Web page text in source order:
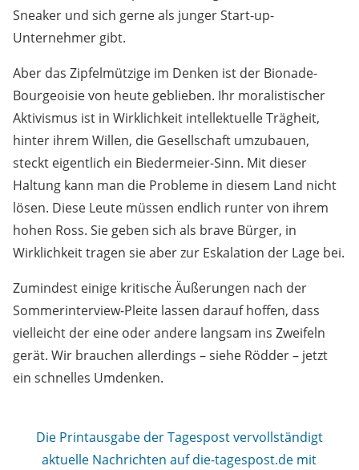
Sneaker und sich gerne als junger Start-up-
Unternehmer gibt.
Aber das Zipfelmützige im Denken ist der Bionade-
Bourgeoisie von heute geblieben. Ihr moralistischer
Aktivismus ist in Wirklichkeit intellektuelle Trägheit,
hinter ihrem Willen, die Gesellschaft umzubauen,
steckt eigentlich ein Biedermeier-Sinn. Mit dieser
Haltung kann man die Probleme in diesem Land nicht
lösen. Diese Leute müssen endlich runter von ihrem
hohen Ross. Sie geben sich als brave Bürger, in
Wirklichkeit tragen sie aber zur Eskalation der Lage bei.
Zumindest einige kritische Äußerungen nach der
Sommerinterview-Pleite lassen darauf hoffen, dass
vielleicht der eine oder andere langsam ins Zweifeln
gerät. Wir brauchen allerdings – siehe Rödder – jetzt
ein schnelles Umdenken.
Die Printausgabe der Tagespost vervollständigt
aktuelle Nachrichten auf die-tagespost.de mit